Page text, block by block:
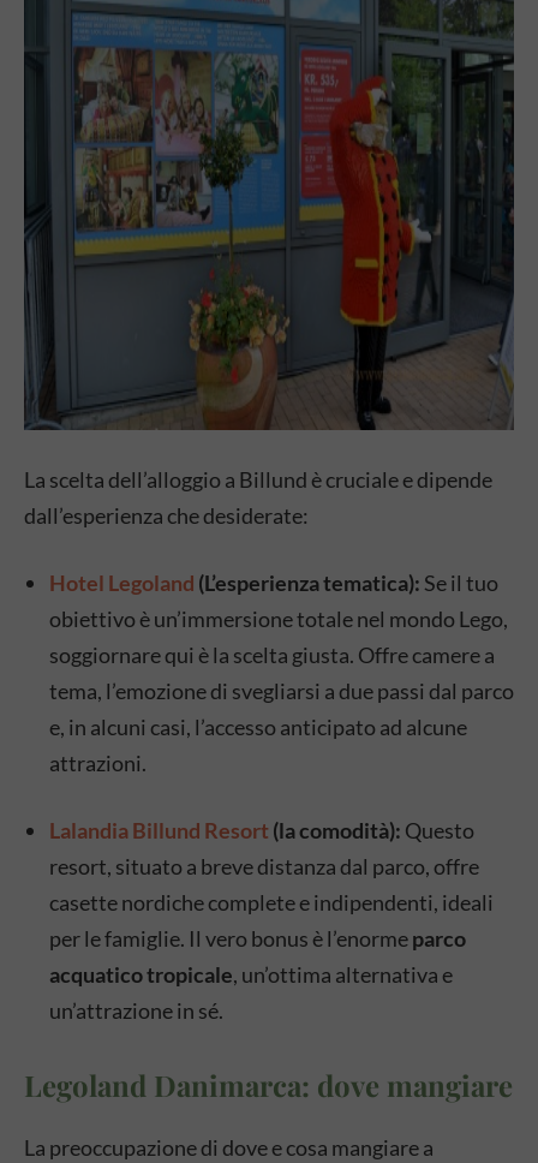
La scelta dell’alloggio a Billund è cruciale e dipende
dall’esperienza che desiderate:
Hotel Legoland (L’esperienza tematica): Se il tuo
obiettivo è un’immersione totale nel mondo Lego,
soggiornare qui è la scelta giusta. Offre camere a
tema, l’emozione di svegliarsi a due passi dal parco
e, in alcuni casi, l’accesso anticipato ad alcune
attrazioni.
Lalandia Billund Resort (la comodità): Questo
resort, situato a breve distanza dal parco, offre
casette nordiche complete e indipendenti, ideali
per le famiglie. Il vero bonus è l’enormeparco
acquatico tropicale, un’ottima alternativa e
un’attrazione in sé.
Legoland Danimarca: dove mangiare
La preoccupazione di dove e cosa mangiare a